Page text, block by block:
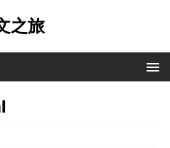
之旅